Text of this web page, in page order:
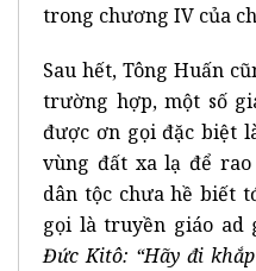
trong chương IV của
Sau hết, Tông Huấn
trường hợp, một số
được ơn gọi đặc biệt
vùng đất xa lạ để
dân tộc chưa hề biết
gọi là truyền giáo ad
Đức Kitô: “Hãy đi